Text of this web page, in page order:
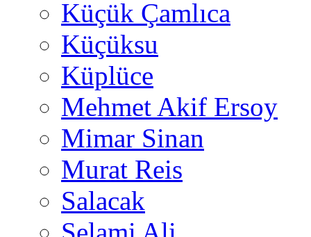
Küçük Çamlıca
Küçüksu
Küplüce
Mehmet Akif Ersoy
Mimar Sinan
Murat Reis
Salacak